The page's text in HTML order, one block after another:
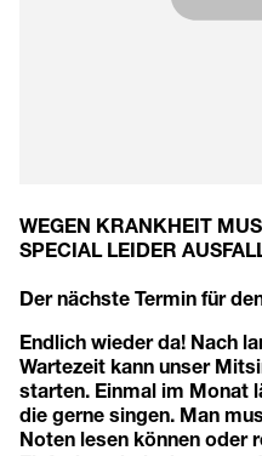
WEGEN KRANKHEIT
SPECIAL LEIDER
Der nächste Termin für
Endlich wieder da! Nach
Wartezeit kann unser
starten. Einmal im Monat
die gerne singen. Man
Noten lesen können oder